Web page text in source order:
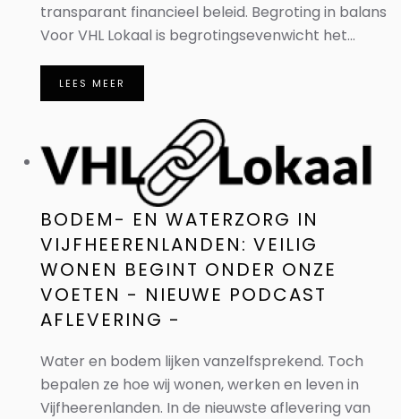
transparant financieel beleid. Begroting in balans
Voor VHL Lokaal is begrotingsevenwicht het...
LEES MEER
BODEM- EN WATERZORG IN
VIJFHEERENLANDEN: VEILIG
WONEN BEGINT ONDER ONZE
VOETEN - NIEUWE PODCAST
AFLEVERING -
Water en bodem lijken vanzelfsprekend. Toch
bepalen ze hoe wij wonen, werken en leven in
Vijfheerenlanden. In de nieuwste aflevering van